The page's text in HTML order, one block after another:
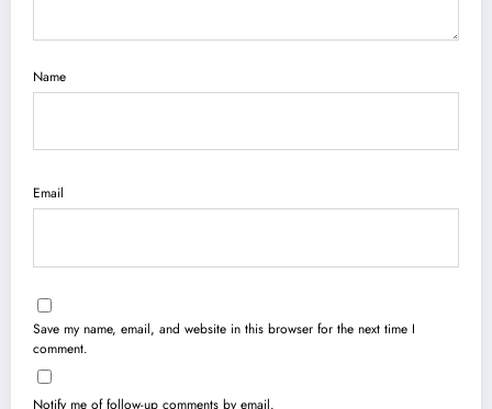
Name
Email
Save my name, email, and website in this browser for the next time I
comment.
Notify me of follow-up comments by email.